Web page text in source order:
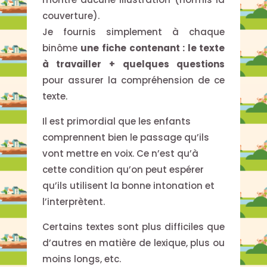
couverture).
Je fournis simplement à chaque
binôme une fiche contenant : le texte
à travailler + quelques questions
pour assurer la compréhension de ce
texte.
Il est primordial que les enfants
comprennent bien le passage qu’ils
vont mettre en voix. Ce n’est qu’à
cette condition qu’on peut espérer
qu’ils utilisent la bonne intonation et
l’interprètent.
Certains textes sont plus difficiles que
d’autres en matière de lexique, plus ou
moins longs, etc.